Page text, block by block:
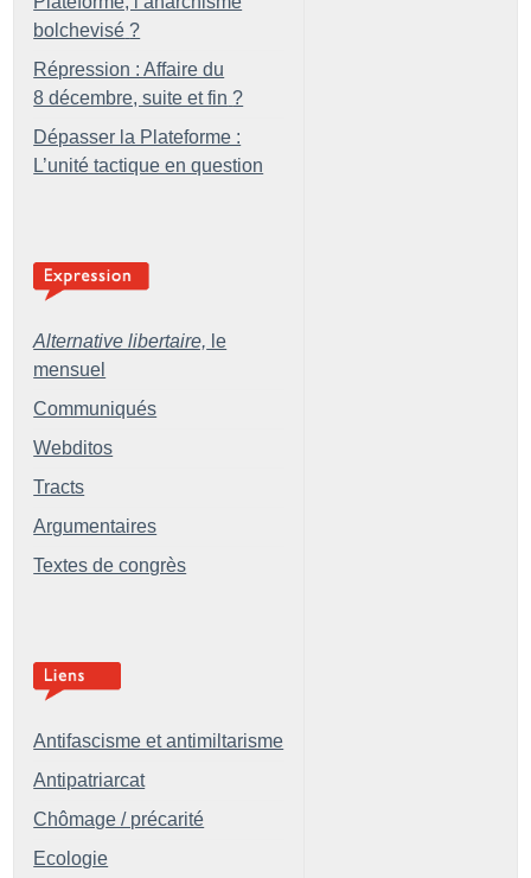
bolchevisé ?
Répression : Affaire du
8 décembre, suite et fin ?
Dépasser la Plateforme :
L’unité tactique en question
Alternative libertaire, le
mensuel
Communiqués
Webditos
Tracts
Argumentaires
Textes de congrès
Antifascisme et antimiltarisme
Antipatriarcat
Chômage / précarité
Ecologie